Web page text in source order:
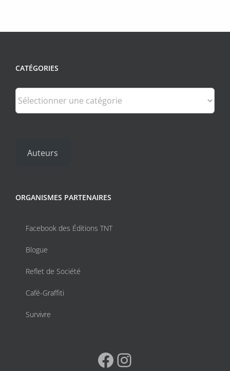
CATÉGORIES
Catégories
Auteurs
ORGANISMES PARTENAIRES
Facebook des Éditions TNT
Blogue
Reflet de Société
Café-Graffiti
Survivre
Facebook